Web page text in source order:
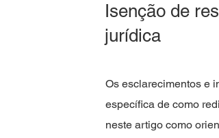
Isenção de
jurídica
Os esclarecimentos e
específica de como
neste artigo como